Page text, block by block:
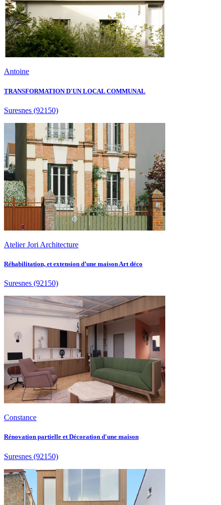
Antoine
TRANSFORMATION D'UN LOCAL COMMUNAL
Suresnes (92150)
Atelier Jori Architecture
Réhabilitation, et extension d’une maison Art déco
Suresnes (92150)
Constance
Rénovation partielle et Décoration d'une maison
Suresnes (92150)